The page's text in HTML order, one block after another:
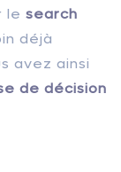
le search
déjà
avez ainsi
de décision